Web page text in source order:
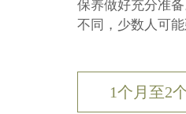
保养做好充分准
不同，少数人可能
1个月至2